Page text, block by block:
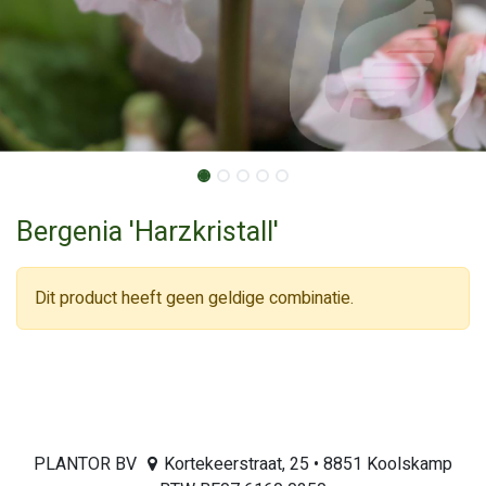
Bergenia 'Harzkristall'
Dit product heeft geen geldige combinatie.
PLANTOR BV
Kortekeerstraat, 25 • 8851 Koolskamp